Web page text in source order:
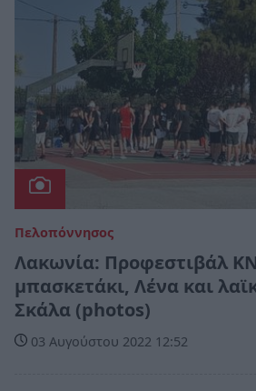
Πελοπόννησος
Λακωνία: Προφεστιβάλ
μπασκετάκι, Λένα και
Σκάλα (photos)
03 Αυγούστου 2022 12:52